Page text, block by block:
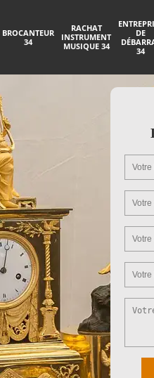
BROCANTEUR
34
RACHAT
INSTRUMENT
MUSIQUE 34
DE
34